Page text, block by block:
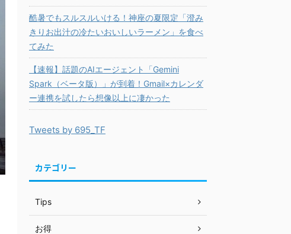
酷暑でもスルスルいける！神座の夏限定「澄み
きりお出汁の冷たいおいしいラーメン」を食べ
てみた
【速報】話題のAIエージェント「Gemini
Spark（ベータ版）」が到着！Gmail×カレンダ
ー連携を試したら想像以上に凄かった
Tweets by 695_TF
カテゴリー
Tips
お得